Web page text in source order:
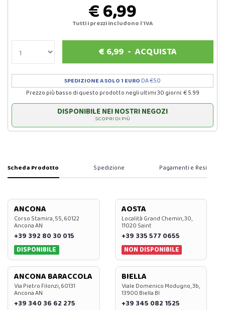
€ 6,99
Tutti i prezzi includono l'IVA
€ 6,99 -ACQUISTA
SPEDIZIONE A SOLO 1 EURO DA €50
Prezzo più basso di questo prodotto negli ultimi 30 giorni: € 5.99
DISPONIBILE NEI NOSTRI NEGOZI
SCOPRI DI PIÙ
Scheda Prodotto Spedizione Pagamenti e Resi
ANCONA
Corso Stamira, 55, 60122
Ancona AN
+39 392 80 30 015
DISPONIBILE
AOSTA
Località Grand Chemin, 30,
11020 Saint
+39 335 577 0655
NON DISPONIBILE
ANCONA BARACCOLA
Via Pietro Filonzi, 60131
Ancona AN
+39 340 36 62 275
BIELLA
Viale Domenico Modugno, 3b,
13900 Biella BI
+39 345 082 1525